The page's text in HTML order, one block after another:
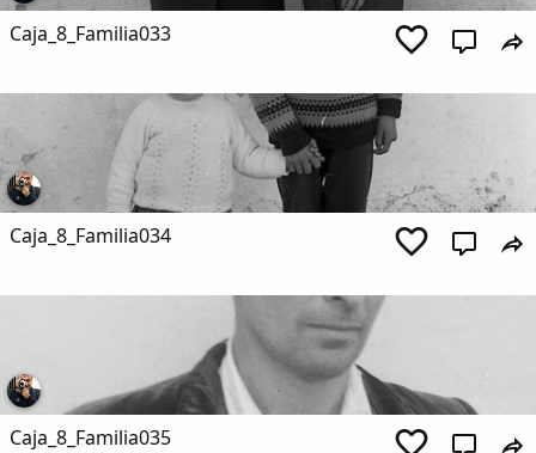
Caja_8_Familia033
Caja_8_Familia034
Caja_8_Familia035